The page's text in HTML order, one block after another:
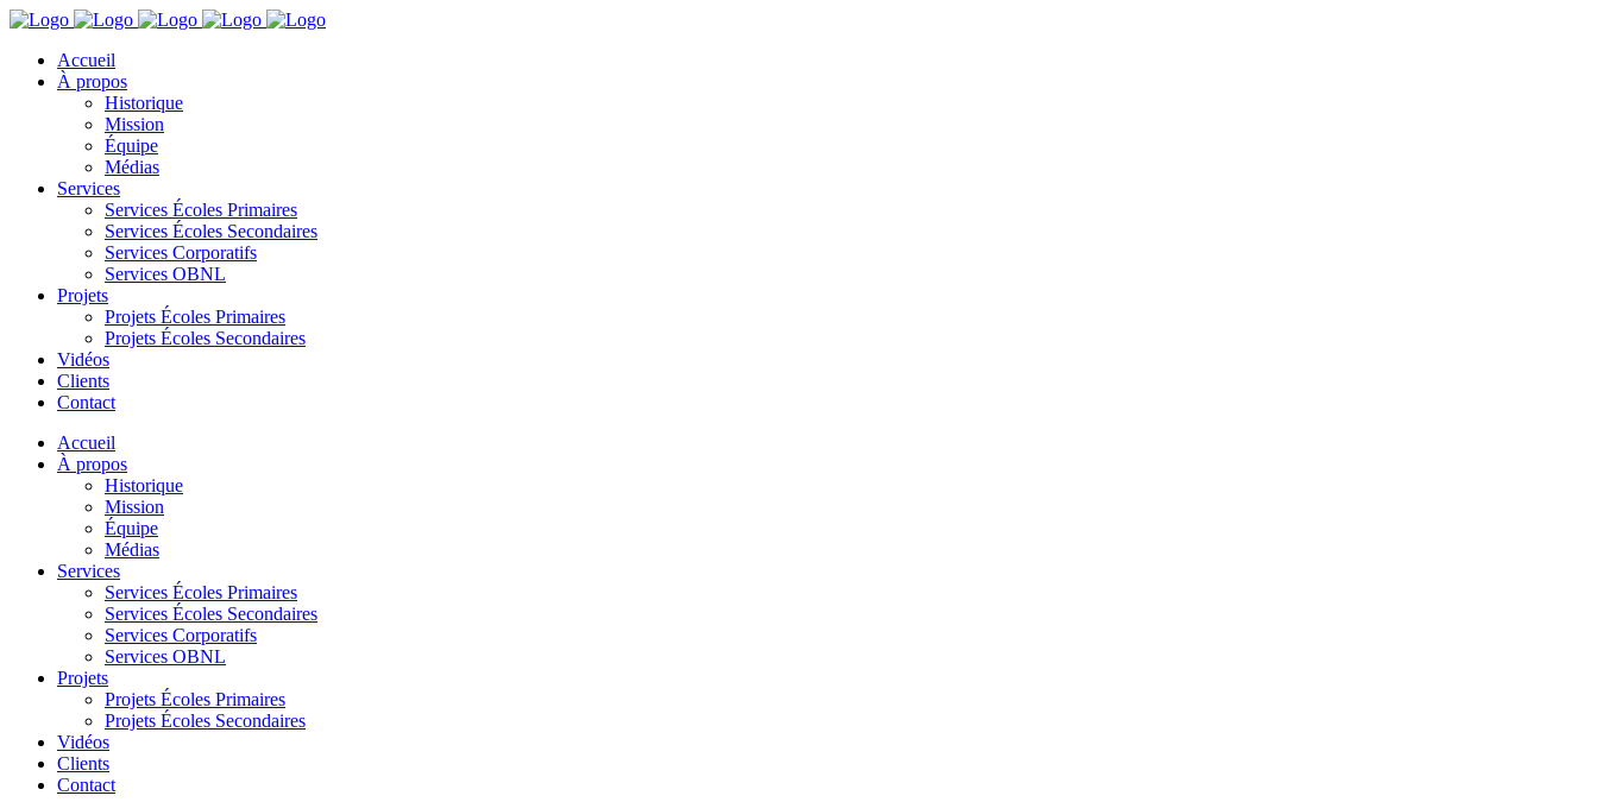
Accueil
À propos
Historique
Mission
Équipe
Médias
Services
Services Écoles Primaires
Services Écoles Secondaires
Services Corporatifs
Services OBNL
Projets
Projets Écoles Primaires
Projets Écoles Secondaires
Vidéos
Clients
Contact
Accueil
À propos
Historique
Mission
Équipe
Médias
Services
Services Écoles Primaires
Services Écoles Secondaires
Services Corporatifs
Services OBNL
Projets
Projets Écoles Primaires
Projets Écoles Secondaires
Vidéos
Clients
Contact